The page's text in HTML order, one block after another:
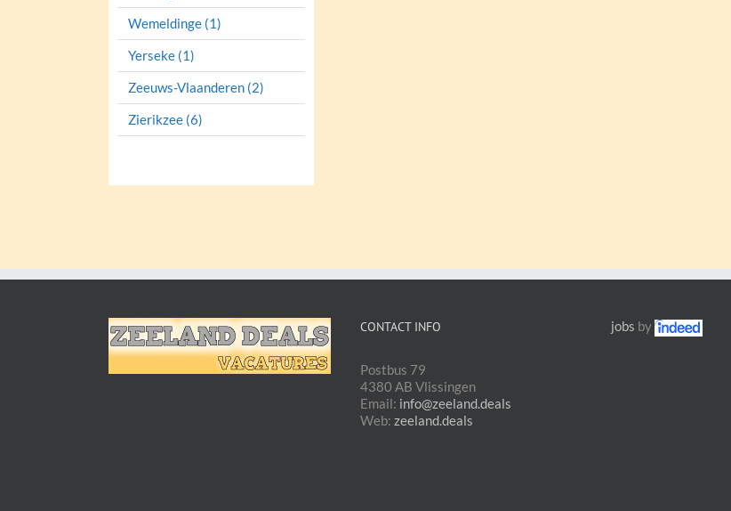
Wemeldinge (1)
Yerseke (1)
Zeeuws-Vlaanderen (2)
Zierikzee (6)
CONTACT INFO
Postbus 79
4380 AB Vlissingen
Email: info@zeeland.deals
Web: zeeland.deals
jobs by